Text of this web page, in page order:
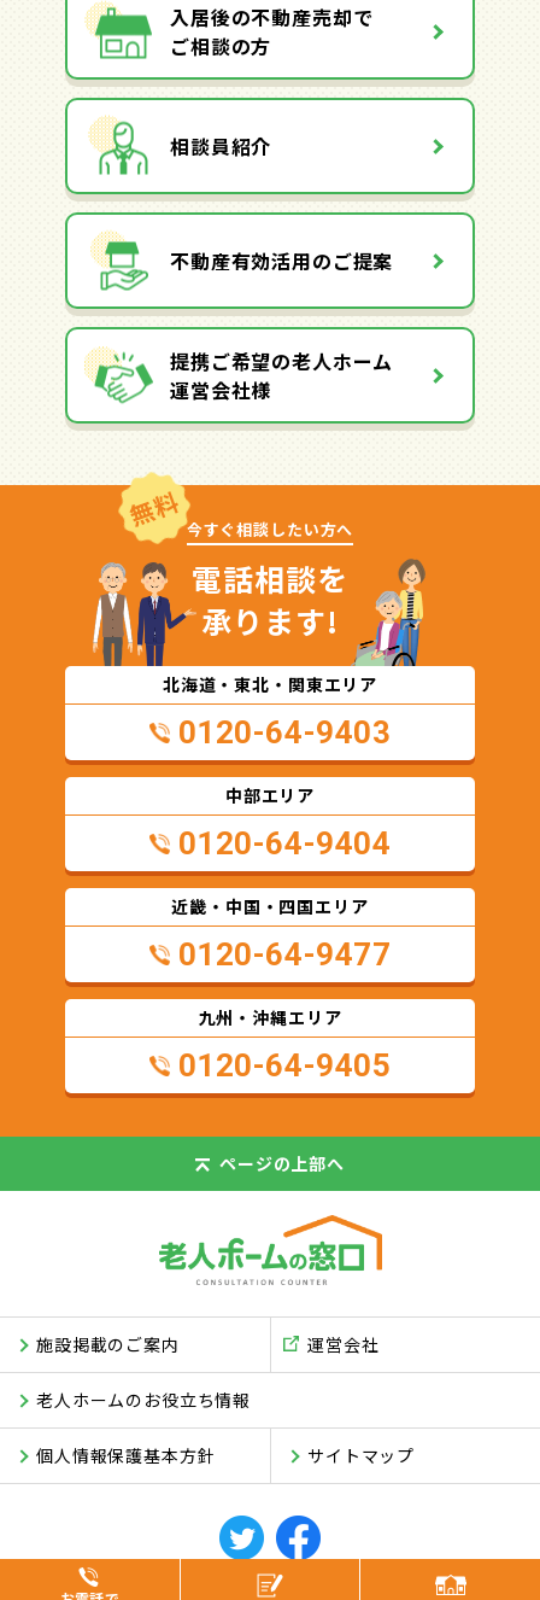
入居後の不動産売却で
ご相談の方
相談員紹介
不動産有効活用のご提案
提携ご希望の老人ホーム
運営会社様
無料 今すぐ相談したい方へ
電話相談を
承ります!
北海道・東北・関東エリア
0120-64-9403
中部エリア
0120-64-9404
近畿・中国・四国エリア
0120-64-9477
九州・沖縄エリア
0120-64-9405
ページの 上部へ
施設掲載のご案内
老人ホームのお役立ち情報
サイトマップ
運営会社
個人情報保護基本方針
© ASUKI Inc.